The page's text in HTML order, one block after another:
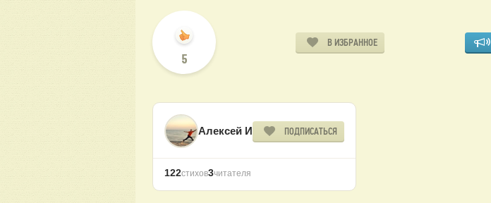
5
В ИЗБРАННОЕ
Алексей И ПОДПИСАТЬСЯ
122стихов3читателя